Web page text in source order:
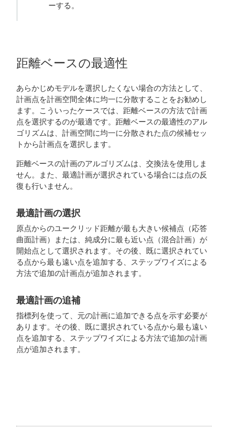
ーする。
距離ベースの最適性
あらかじめモデルを選択したくない場合の方法として、
計画点を計画空間全体に均一に分散することをお勧めし
ます。こういったケースでは、距離ベースの方法で計画
点を選択するのが最適です。距離ベースの最適性のアル
ゴリズムは、計画空間に均一に分散された点の候補セッ
トから計画点を選択します。
距離ベースの計画のアルゴリズムは、交換法を使用しま
せん。また、最適計画が選択されている場合には点の反
復も行いません。
最適計画の選択
原点からのユークリッド距離が最も大きい候補点（応答
曲面計画）または、純成分に最も近い点（混合計画）が
開始点として選択されます。その後、既に選択されてい
る点から最も遠い点を追加する、ステップワイズによる
方法で追加の計画点が追加されます。
最適計画の追補
指標列を使って、元の計画に追加できる点を示す必要が
あります。その後、既に選択されている点から最も遠い
点を追加する、ステップワイズによる方法で追加の計画
点が追加されます。